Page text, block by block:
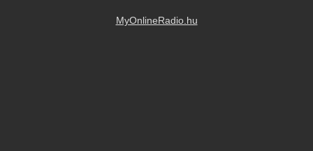
MyOnlineRadio.hu